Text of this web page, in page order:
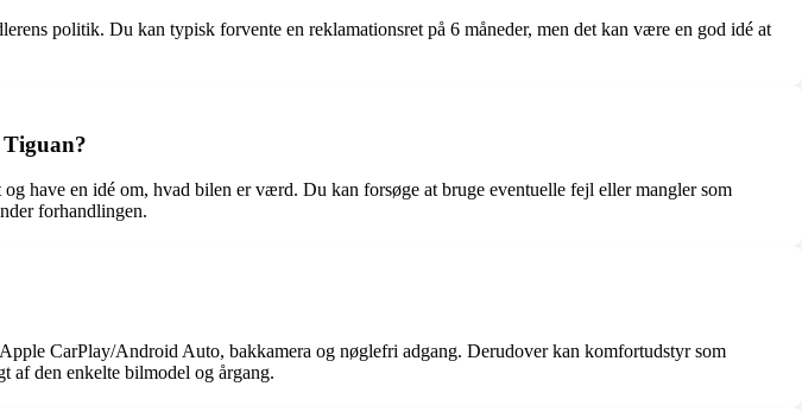
politik. Du kan typisk forvente en reklamationsret på 6 måneder, men det kan være en god idé at
have en idé om, hvad bilen er værd. Du kan forsøge at bruge eventuelle fejl eller mangler som
forhandlingen.
CarPlay/Android Auto, bakkamera og nøglefri adgang. Derudover kan komfortudstyr som
af den enkelte bilmodel og årgang.